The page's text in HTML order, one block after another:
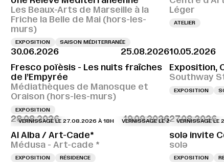
Les Beaux-Arts de Marseille à la
Friche la Belle de Mai (hors-les-
murs)
EXPOSITION SAISON MÉDITERRANÉE
Léger
ATELIER
30.06.2026
25.08.2026
Fresco poïèsis - Les nuits fraîches
de l’Empyrée
Médiathèques de Manosque et
Oraison (hors-les-murs)
EXPOSITION
10.05.2026
Exposition,
Southway
EXPOSITION
28.08.2026 19.09.2026
VERNISSAGE LE 27.08.2026 À 18H VERNISSAGE LE 27.08.2026 À 18H
Al Alba / Art-Cade*
Médusa - Art-cade *
EXPOSITION
RÉSIDENCE
27.08.2026
VERNISSAGE LE
solə invite
solə
EXPOSITION